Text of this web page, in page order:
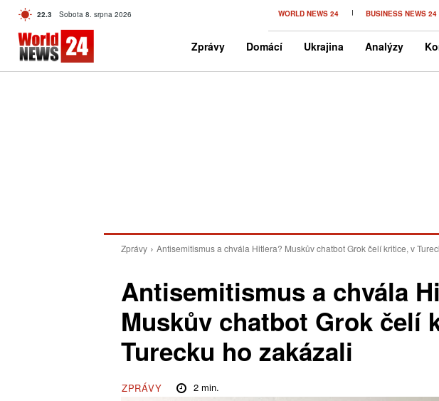
22.3 C Czech
Sobota 8. srpna 2026 WORLD NEWS 24 BUSINESS NEWS 24
Zprávy Domácí Ukrajina Analýzy
Zprávy Antisemitismus a chvála Hitlera? Muskův chatbot Grok čelí kritice, v
Antisemitismus a chvála
Muskův chatbot Grok čelí
Turecku ho zakázali
ZPRÁVY 2 min.